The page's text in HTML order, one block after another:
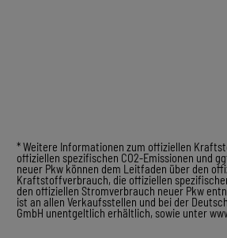
* Weitere Informationen zum offiziellen
offiziellen spezifischen CO2-Emissionen und
neuer Pkw können dem Leitfaden über den
Kraftstoffverbrauch, die offiziellen
den offiziellen Stromverbrauch neuer Pkw
ist an allen Verkaufsstellen und bei der
GmbH unentgeltlich erhältlich, sowie unter